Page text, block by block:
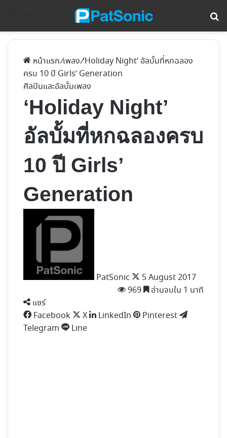
หน้าแรก/เพลง/‘Holiday Night’ อัลบั้มที่หกฉลอง
ครบ 10 ปี Girls’ Generation
ศิลปินและอัลบั้มเพลง
‘Holiday Night’
อัลบั้มที่หกฉลองครบ
10 ปี Girls’
Generation
PatSonic
5 August 2017
969
อ่านจบใน 1 นาที
แชร์
Facebook
X LinkedIn
Pinterest
Telegram
Line